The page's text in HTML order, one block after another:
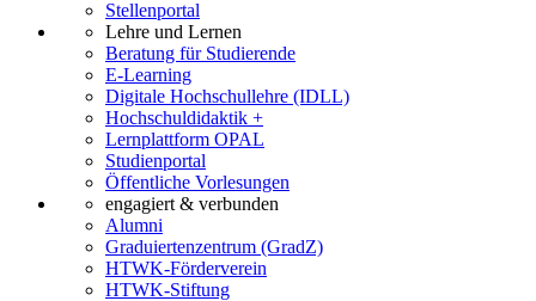
Stellenportal
Lehre und Lernen
Beratung für Studierende
E-Learning
Digitale Hochschullehre (IDLL)
Hochschuldidaktik +
Lernplattform OPAL
Studienportal
Öffentliche Vorlesungen
engagiert & verbunden
Alumni
Graduiertenzentrum (GradZ)
HTWK-Förderverein
HTWK-Stiftung